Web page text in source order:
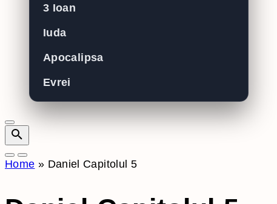
3 Ioan
Iuda
Apocalipsa
Evrei
Home » Daniel Capitolul 5